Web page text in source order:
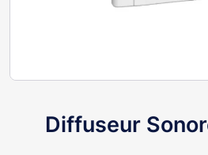
Diffuseur